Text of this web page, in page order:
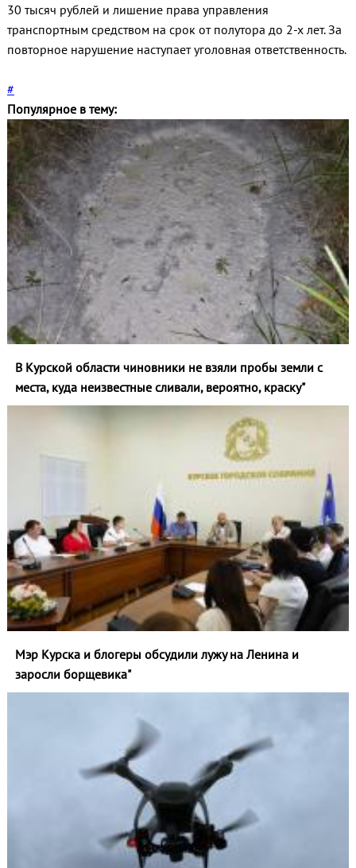
30 тысяч рублей и лишение права управления
транспортным средством на срок от полутора до 2-х лет. За
повторное нарушение наступает уголовная ответственность.
#
Популярное в тему:
В Курской области чиновники не взяли пробы земли с
места, куда неизвестные сливали, вероятно, краску"
Мэр Курска и блогеры обсудили лужу на Ленина и
заросли борщевика"